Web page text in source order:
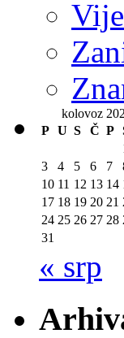
kolovoz
P U S Č P
3
4 5 6 7
10 11 12 13 14
17 18 19 20 21
24 25 26 27 28
31
« srp